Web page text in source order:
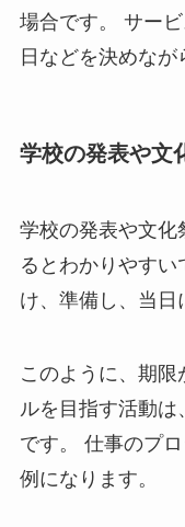
場合です。 サー
日などを決めなが
学校の発表や文
学校の発表や文化
るとわかりやす
け、準備し、当日
このように、期
ルを目指す活動は
です。 仕事のプ
例になります。